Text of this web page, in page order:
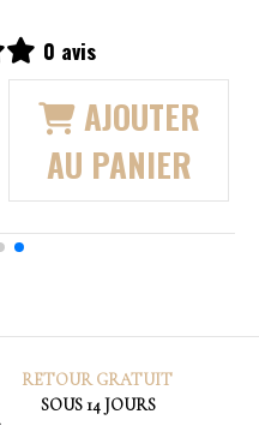
0 avis
AJOUTER
AU PANIER
RETOURGRATUIT
SOUS 14 JOURS